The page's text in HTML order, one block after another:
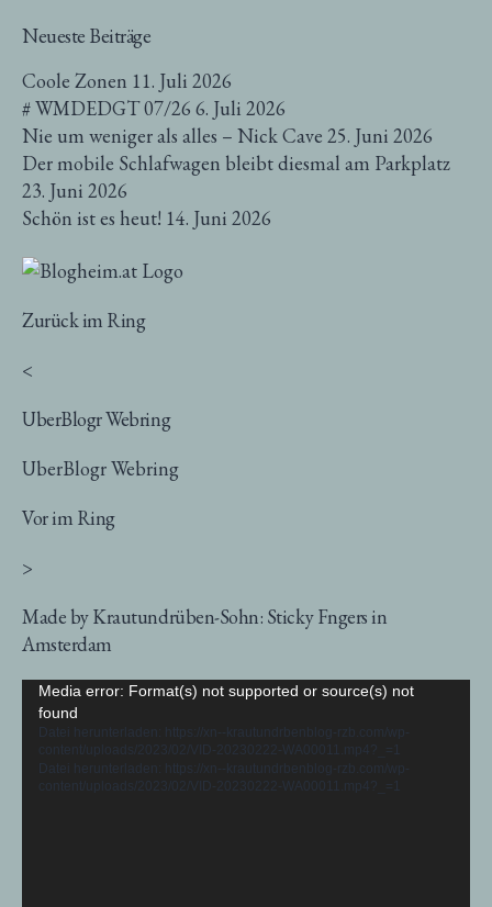
Neueste Beiträge
Coole Zonen 11. Juli 2026
# WMDEDGT 07/26 6. Juli 2026
Nie um weniger als alles – Nick Cave 25. Juni 2026
Der mobile Schlafwagen bleibt diesmal am Parkplatz
23. Juni 2026
Schön ist es heut! 14. Juni 2026
Zurück im Ring
<
UberBlogr Webring
UberBlogr Webring
Vor im Ring
>
Made by Krautundrüben-Sohn: Sticky Fngers in
Amsterdam
Video-
Player
Media error: Format(s) not supported or source(s) not
found
Datei herunterladen: https://xn--krautundrbenblog-rzb.com/wp-
content/uploads/2023/02/VID-20230222-WA00011.mp4?_=1
Datei herunterladen: https://xn--krautundrbenblog-rzb.com/wp-
content/uploads/2023/02/VID-20230222-WA00011.mp4?_=1